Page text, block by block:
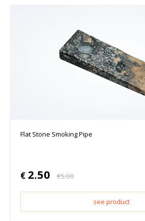
Flat Stone Smoking Pipe
€ 2.50 €5.00
see product